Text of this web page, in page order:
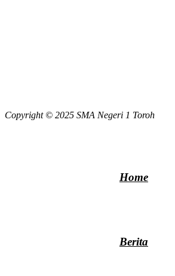
Copyright © 2025 SMA Negeri 1 Toroh
Home
Berita